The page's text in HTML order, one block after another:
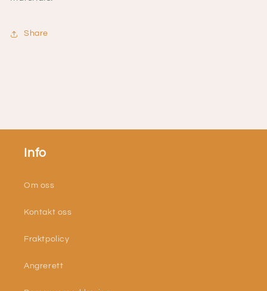
Share
Info
Om oss
Kontakt oss
Fraktpolicy
Angrerett